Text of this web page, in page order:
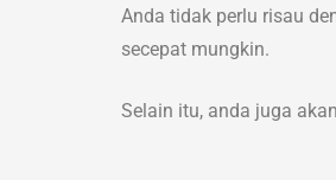
Anda tidak perlu risau
secepat mungkin.
Selain itu, anda juga